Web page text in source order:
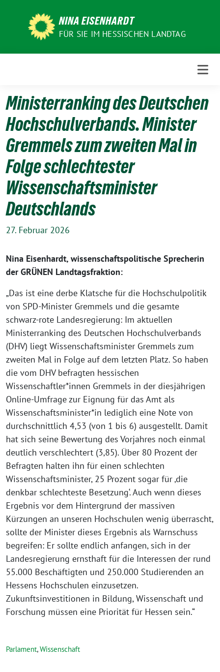
NINA EISENHARDT
FÜR SIE IM HESSISCHEN LANDTAG
Ministerranking des Deutschen
Hochschulverbands. Minister
Gremmels zum zweiten Mal in
Folge schlechtester
Wissenschaftsminister
Deutschlands
27. Februar 2026
Nina Eisenhardt, wissenschaftspolitische Sprecherin
der GRÜNEN Landtagsfraktion:
„Das ist eine derbe Klatsche für die Hochschulpolitik
von SPD-Minister Gremmels und die gesamte
schwarz-rote Landesregierung: Im aktuellen
Ministerranking des Deutschen Hochschulverbands
(DHV) liegt Wissenschaftsminister Gremmels zum
zweiten Mal in Folge auf dem letzten Platz. So haben
die vom DHV befragten hessischen
Wissenschaftler*innen Gremmels in der diesjährigen
Online-Umfrage zur Eignung für das Amt als
Wissenschaftsminister*in lediglich eine Note von
durchschnittlich 4,53 (von 1 bis 6) ausgestellt. Damit
hat sich seine Bewertung des Vorjahres noch einmal
deutlich verschlechtert (3,85). Über 80 Prozent der
Befragten halten ihn für einen schlechten
Wissenschaftsminister, 25 Prozent sogar für ‚die
denkbar schlechteste Besetzung‘. Auch wenn dieses
Ergebnis vor dem Hintergrund der massiven
Kürzungen an unseren Hochschulen wenig überrascht,
sollte der Minister dieses Ergebnis als Warnschuss
begreifen: Er sollte endlich anfangen, sich in der
Landesregierung ernsthaft für die Interessen der rund
55.000 Beschäftigten und 250.000 Studierenden an
Hessens Hochschulen einzusetzen.
Zukunftsinvestitionen in Bildung, Wissenschaft und
Forschung müssen eine Priorität für Hessen sein.“
Parlament,Wissenschaft